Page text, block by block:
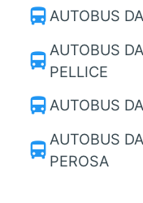
directions_bus AUTOBUS
directions_bus AUTOBUS
PELLICE
directions_bus AUTOBUS
directions_bus AUTOBUS
PEROSA